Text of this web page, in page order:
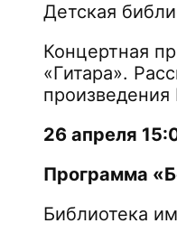
Детская
Концертная
«Гитара».
26 апреля
Программа
Библиотека